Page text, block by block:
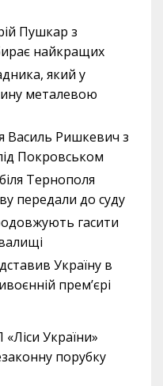
Пушкар з
найкращих
який у
металевою
Василь Ришкевич з
Покровськом
Тернополя
передали до суду
гасити
Україну в
прем’єрі
України»
порубку